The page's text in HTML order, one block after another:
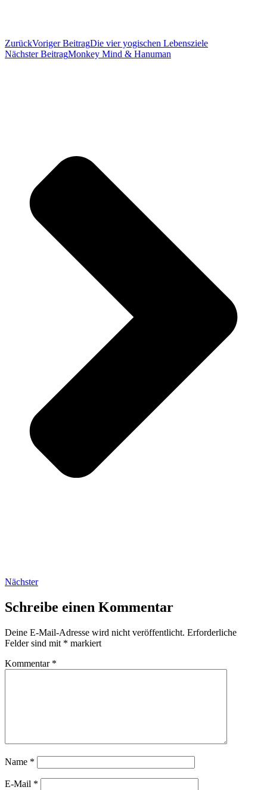
ZurückVoriger BeitragDie vier yogischen Lebensziele
Nächster BeitragMonkey Mind & Hanuman
Nächster
Schreibe einen Kommentar
Deine E-Mail-Adresse wird nicht veröffentlicht. Erforderliche
Felder sind mit * markiert
Kommentar *
Name *
E-Mail *